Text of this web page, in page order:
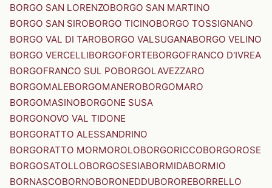
BORGO SAN LORENZOBORGO SAN MARTINO
BORGO SAN SIROBORGO TICINOBORGO TOSSIGNANO
BORGO VAL DI TAROBORGO VALSUGANABORGO VELINO
BORGO VERCELLIBORGOFORTEBORGOFRANCO D'IVREA
BORGOFRANCO SUL POBORGOLAVEZZARO
BORGOMALEBORGOMANEROBORGOMARO
BORGOMASINOBORGONE SUSA
BORGONOVO VAL TIDONE
BORGORATTO ALESSANDRINO
BORGORATTO MORMOROLOBORGORICCOBORGOROSE
BORGOSATOLLOBORGOSESIABORMIDABORMIO
BORNASCOBORNOBORONEDDUBOROREBORRELLO